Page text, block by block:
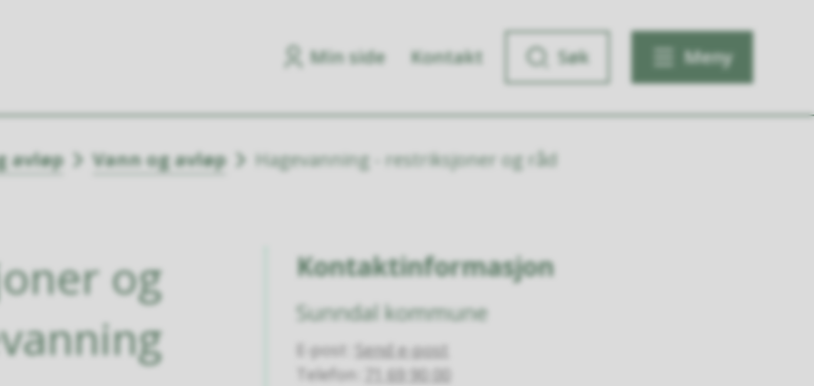
Min side Kontakt Søk Meny
avløp Vann og avløp Hagevanning - restriksjoner og råd
og
Kontaktinformasjon
Sunndal kommune
E-post
Send e-post
Telefon
71 69 90 00